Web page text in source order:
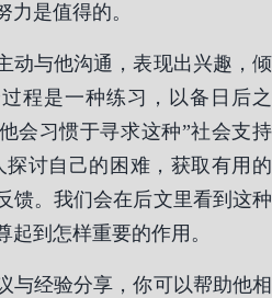
力是值得的。
动与他沟通，表现出兴趣，倾
程是一种练习，以备日后之
会习惯于寻求这种”社会支持
探讨自己的困难，获取有用的
馈。我们会在后文里看到这种
起到怎样重要的作用。
与经验分享，你可以帮助他相